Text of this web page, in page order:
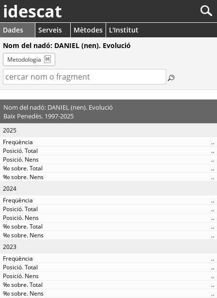
idescat
Dades Serveis Mètodes
L'Institut
Nom del nadó: DANIEL (nen). Evolució
Metodologia
Nom del nadó: DANIEL (nen). Evolució
Baix Penedès. 1997-2025
2025
..
..
..
..
..
2024
..
..
..
..
..
2023
..
..
..
..
..